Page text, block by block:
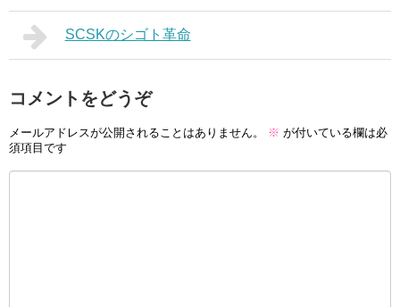
SCSKのシゴト革命
コメントをどうぞ
メールアドレスが公開されることはありません。 ※ が付いている欄は必
須項目です